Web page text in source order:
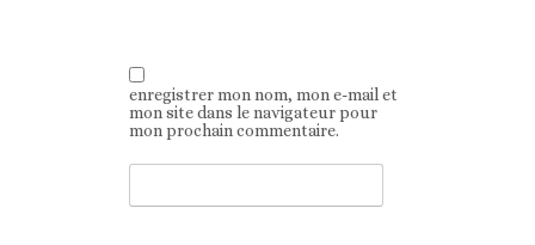
enregistrer mon nom, mon e-mail et
mon site dans le navigateur pour
mon prochain commentaire.